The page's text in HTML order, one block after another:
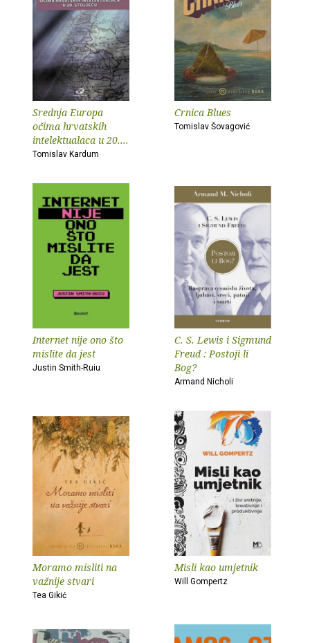
Srednja Europa
očima hrvatskih
intelektualaca u 20....
Tomislav Kardum
Crnica Blues
Tomislav Šovagović
Internet nije ono što
mislite da jest
Justin Smith-Ruiu
C. S. Lewis i Sigmund
Freud : Postoji li
Bog?
Armand Nicholi
Moramo misliti na
važnije stvari
Tea Gikić
Misli kao umjetnik
Will Gompertz